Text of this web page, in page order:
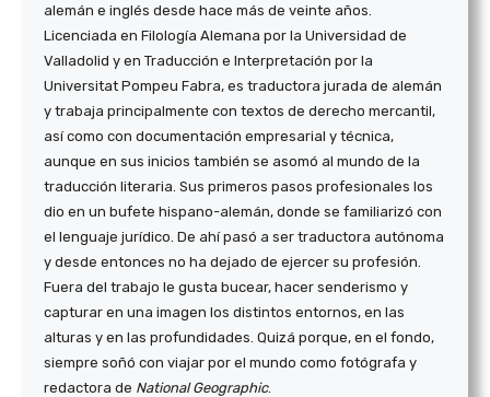
alemán e inglés desde hace más de veinte años.
Licenciada en Filología Alemana por la Universidad de
Valladolid y en Traducción e Interpretación por la
Universitat Pompeu Fabra, es traductora jurada de alemán
y trabaja principalmente con textos de derecho mercantil,
así como con documentación empresarial y técnica,
aunque en sus inicios también se asomó al mundo de la
traducción literaria. Sus primeros pasos profesionales los
dio en un bufete hispano-alemán, donde se familiarizó con
el lenguaje jurídico. De ahí pasó a ser traductora autónoma
y desde entonces no ha dejado de ejercer su profesión.
Fuera del trabajo le gusta bucear, hacer senderismo y
capturar en una imagen los distintos entornos, en las
alturas y en las profundidades. Quizá porque, en el fondo,
siempre soñó con viajar por el mundo como fotógrafa y
redactora de National Geographic.